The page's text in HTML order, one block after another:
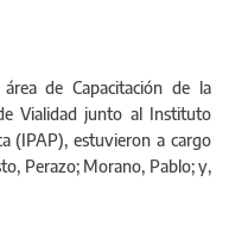
de Capacitación de la
Vialidad junto al Instituto
(IPAP), estuvieron a cargo
Perazo; Morano, Pablo; y,